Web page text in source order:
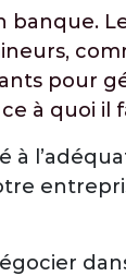
banque.
pour
à quoi il